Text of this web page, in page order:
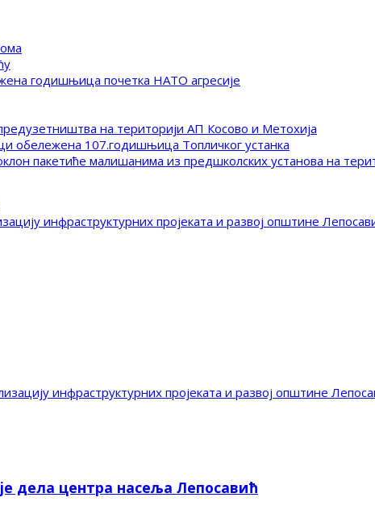
годишњица почетка НАТО агресије
на територији АП Косово и Метохија
обележена 107.годишњица Топличког устанка
пакетиће малишанима из предшколских установа на
инфраструктурних пројеката и развој општине
инфраструктурних пројеката и развој општине
дела центра насеља Лепосавић